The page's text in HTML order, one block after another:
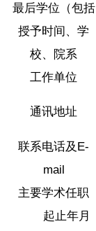
最后学位（包括
授予时间、学
校、院系
工作单位
通讯地址
联系电话及E-
mail
主要学术任职
起止年月